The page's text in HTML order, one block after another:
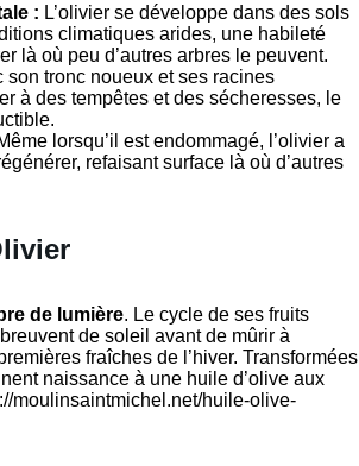
: L’olivier se développe dans des sols
climatiques arides, une habileté
là où peu d’autres arbres le peuvent.
son tronc noueux et ses racines
à des tempêtes et des sécheresses, le
lorsqu’il est endommagé, l’olivier a
refaisant surface là où d’autres
de lumière. Le cycle de ses fruits
de soleil avant de mûrir à
fraîches de l’hiver. Transformées
naissance à une huile d’olive aux
moulinsaintmichel.net/huile-olive-